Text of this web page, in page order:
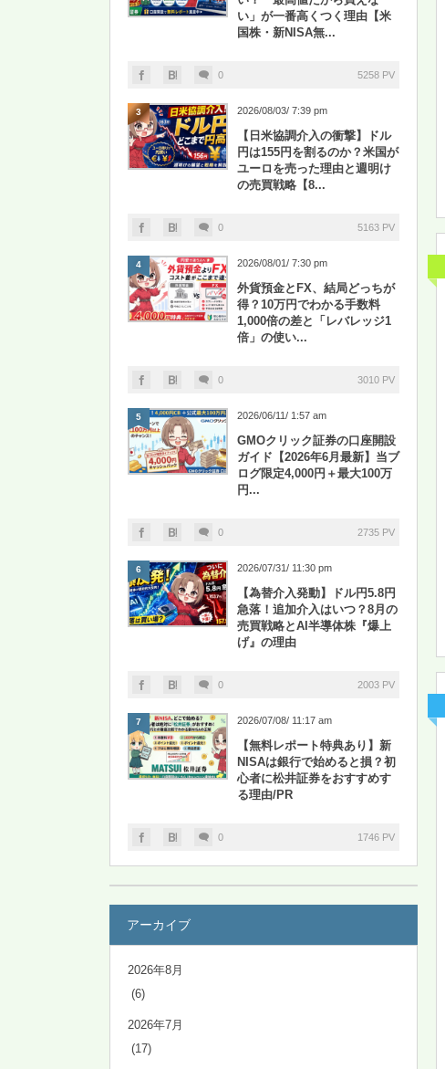
い」が一番高くつく理由【米
国株・新NISA無...
0 5258 PV
3 2026/08/03/ 7:39 pm
【日米協調介入の衝撃】ドル
円は155円を割るのか？米国が
ユーロを売った理由と週明け
の売買戦略【8...
0 5163 PV
4 2026/08/01/ 7:30 pm
外貨預金とFX、結局どっちが
得？10万円でわかる手数料
1,000倍の差と「レバレッジ1
倍」の使い...
0 3010 PV
5 2026/06/11/ 1:57 am
GMOクリック証券の口座開設
ガイド【2026年6月最新】当ブ
ログ限定4,000円＋最大100万
円...
0 2735 PV
6 2026/07/31/ 11:30 pm
【為替介入発動】ドル円5.8円
急落！追加介入はいつ？8月の
売買戦略とAI半導体株『爆上
げ』の理由
0 2003 PV
7 2026/07/08/ 11:17 am
【無料レポート特典あり】新
NISAは銀行で始めると損？初
心者に松井証券をおすすめす
る理由/PR
0 1746 PV
アーカイブ
2026年8月
(6)
2026年7月
(17)